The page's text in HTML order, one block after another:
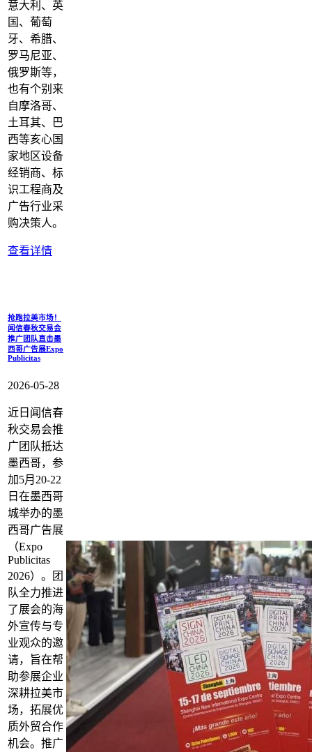
意大利、英
国、葡萄
牙、希腊、
罗马尼亚、
俄罗斯等，
也有个别来
自摩洛哥、
土耳其、巴
西等亥心国
家地区设备
经销商、标
识工程商及
广告行业采
购决策人。
查看详情
抢跑拉美市场！
闻信春秋交易会
推广团队直击墨
西哥广告展Expo
Publicitas
2026-05-28
近日闻信春
秋交易会推
广团队抵达
墨西哥，参
加5月20-22
日在墨西哥
城举办的墨
西哥广告展
（Expo
Publicitas
2026）。团
队全力推进
了展会的海
外宣传与专
业观众的邀
请，旨在帮
助参展企业
深耕拉美市
场，拓展优
质外贸合作
机会。推广